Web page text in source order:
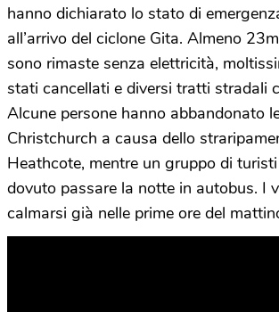
hanno dichiarato lo stato di
all’arrivo del ciclone Gita. Almeno
sono rimaste senza elettricità,
stati cancellati e diversi tratti stradali
Alcune persone hanno abbandonato
Christchurch a causa dello
Heathcote, mentre un gruppo di
dovuto passare la notte in autobus. I
calmarsi già nelle prime ore del